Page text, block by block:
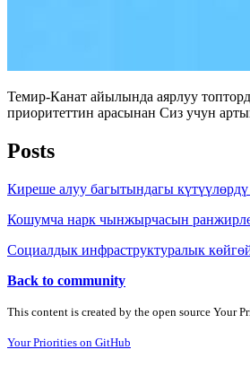
Темир-Канат айылында аярлуу
приоритеттин арасынан Сиз учун
Posts
Киреше алуу багытындагы
Кошумча нарк чынжырчасын
Социалдык инфраструктуралык
Back to community
This content is created by the open source Your
Your Priorities on GitHub